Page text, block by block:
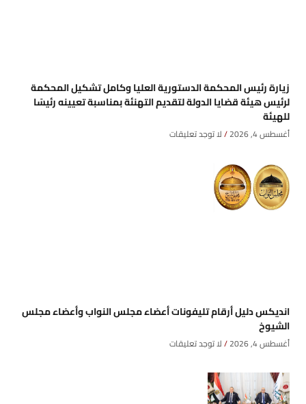
زيارة رئيس المحكمة الدستورية العليا وكامل تشكيل المحكمة
لرئيس هيئة قضايا الدولة لتقديم التهنئة بمناسبة تعيينه رئيسًا
للهيئة
أغسطس 4, 2026 لا توجد تعليقات
انديكس دليل أرقام تليفونات أعضاء مجلس النواب وأعضاء مجلس
الشيوخ
أغسطس 4, 2026 لا توجد تعليقات